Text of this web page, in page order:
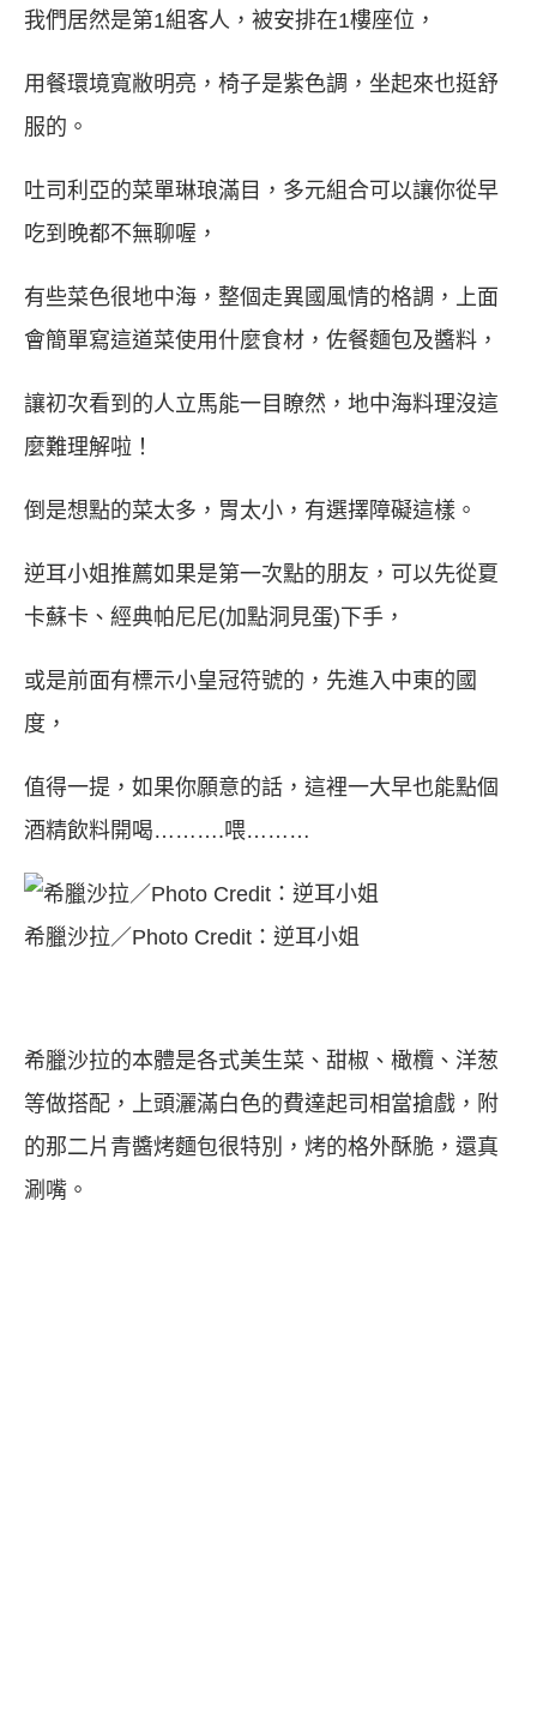
我們居然是第1組客人，被安排在1樓座位，
用餐環境寬敝明亮，椅子是紫色調，坐起來也挺舒
服的。
吐司利亞的菜單琳琅滿目，多元組合可以讓你從早
吃到晚都不無聊喔，
有些菜色很地中海，整個走異國風情的格調，上面
會簡單寫這道菜使用什麼食材，佐餐麵包及醬料，
讓初次看到的人立馬能一目瞭然，地中海料理沒這
麼難理解啦！
倒是想點的菜太多，胃太小，有選擇障礙這樣。
逆耳小姐推薦如果是第一次點的朋友，可以先從夏
卡蘇卡、經典帕尼尼(加點洞見蛋)下手，
或是前面有標示小皇冠符號的，先進入中東的國
度，
值得一提，如果你願意的話，這裡一大早也能點個
酒精飲料開喝……….喂………
希臘沙拉／Photo Credit：逆耳小姐
希臘沙拉的本體是各式美生菜、甜椒、橄欖、洋葱
等做搭配，上頭灑滿白色的費達起司相當搶戲，附
的那二片青醬烤麵包很特別，烤的格外酥脆，還真
涮嘴。